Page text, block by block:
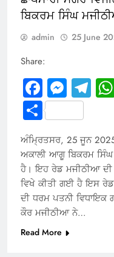
ਬਿਕਰਮ ਸਿੰਘ
admin 25 June
Share:
Share
ਅੰਮ੍ਰਿਤਸਰ, 25 ਜੂਨ
ਅਕਾਲੀ ਆਗੂ ਬਿਕਰਮ
ਹੈ। ਇਹ ਰੇਡ ਮਜੀਠੀਆ ਦੀ
ਵਿਖੇ ਕੀਤੀ ਗਈ ਹੈ ਇਸ
ਦੀ ਧਰਮ ਪਤਨੀ ਵਿਧਾਇਕ
ਕੌਰ ਮਜੀਠੀਆ ਨੇ…
Read More